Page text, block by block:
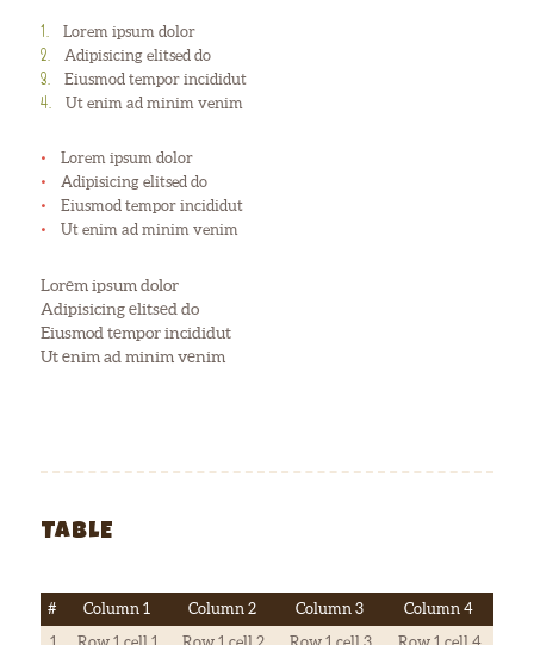
Lorem ipsum dolor
Adipisicing elitsed do
Eiusmod tempor incididut
Ut enim ad minim venim
Lorem ipsum dolor
Adipisicing elitsed do
Eiusmod tempor incididut
Ut enim ad minim venim
Lorem ipsum dolor
Adipisicing elitsed do
Eiusmod tempor incididut
Ut enim ad minim venim
TABLE
# Column 1 Column 2 Column 3
Column 4